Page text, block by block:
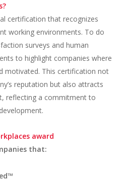
certification that recognizes
working environments. To do
surveys and human
to highlight companies where
motivated. This certification not
reputation but also attracts
reflecting a commitment to
award
that: